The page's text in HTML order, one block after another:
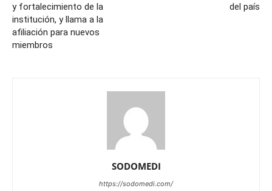
y fortalecimiento de la
institución, y llama a la
afiliación para nuevos
miembros
del país
SODOMEDI
https://sodomedi.com/